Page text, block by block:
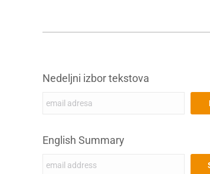
Nedeljni izbor tekstova
English Summary